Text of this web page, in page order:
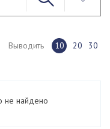
Выводить 10 20 30
не найдено